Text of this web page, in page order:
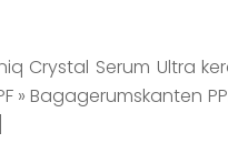
Crystal Serum Ultra
» Bagagerumskanten